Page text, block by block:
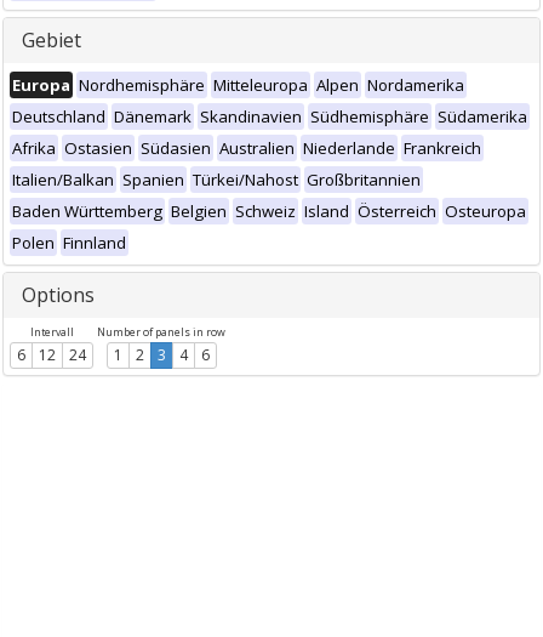
Gebiet
Europa Nordhemisphäre Mitteleuropa Alpen Nordamerika
Deutschland Dänemark Skandinavien Südhemisphäre Südamerika
Afrika Ostasien Südasien Australien Niederlande Frankreich
Italien/Balkan Spanien Türkei/Nahost Großbritannien
Baden Württemberg Belgien Schweiz Island Österreich Osteuropa
Polen Finnland
Options
Intervall
6 12 24
Number of panels in row
1 2 3 4 6